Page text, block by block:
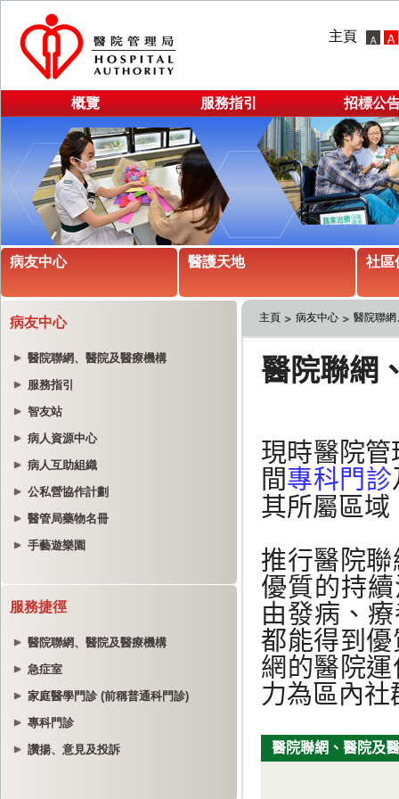
主頁
概覽 服務指引 招標公
病友中心 醫護天地 社區
病友中心
醫院聯網、醫院及醫療機構
服務指引
智友站
病人資源中心
病人互助組織
公私營協作計劃
醫管局藥物名冊
手藝遊樂園
服務捷徑
醫院聯網、醫院及醫療機構
急症室
家庭醫學門診 (前稱普通科門診)
專科門診
讚揚、意見及投訴
主頁 病友中心 醫院聯網